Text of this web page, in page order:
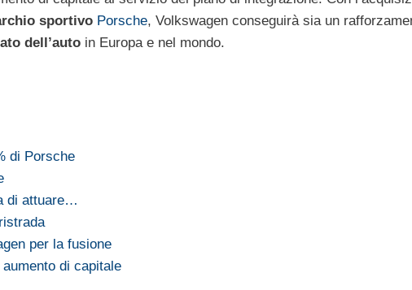
sportivo Porsche, Volkswagen conseguirà sia un
dell’auto in Europa e nel mondo.
di Porsche
di attuare…
per la fusione
di capitale